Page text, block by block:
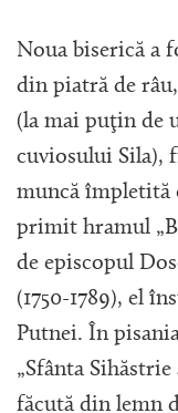
Noua biserică a
din piatră de
(la mai puţin de
cuviosului Sila),
muncă împletită
primit hramul
de episcopul
(1750-1789), el
Putnei. În
„Sfânta
făcută din lemn